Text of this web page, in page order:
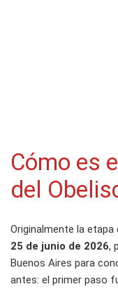
Cómo es
del
Originalmente la etapa
25 de junio de 2026,
Buenos Aires para
antes: el primer paso